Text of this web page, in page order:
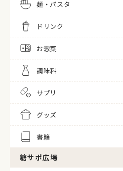
麺・パスタ
ドリンク
お惣菜
調味料
サプリ
グッズ
書籍
糖サポ広場